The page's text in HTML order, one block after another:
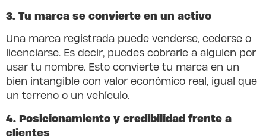
3. Tu marca se convierte en un activo
Una marca registrada puede venderse, cederse o
licenciarse. Es decir, puedes cobrarle a alguien por
usar tu nombre. Esto convierte tu marca en un
bien intangible con valor económico real, igual que
un terreno o un vehículo.
4. Posicionamiento y credibilidad frente a
clientes